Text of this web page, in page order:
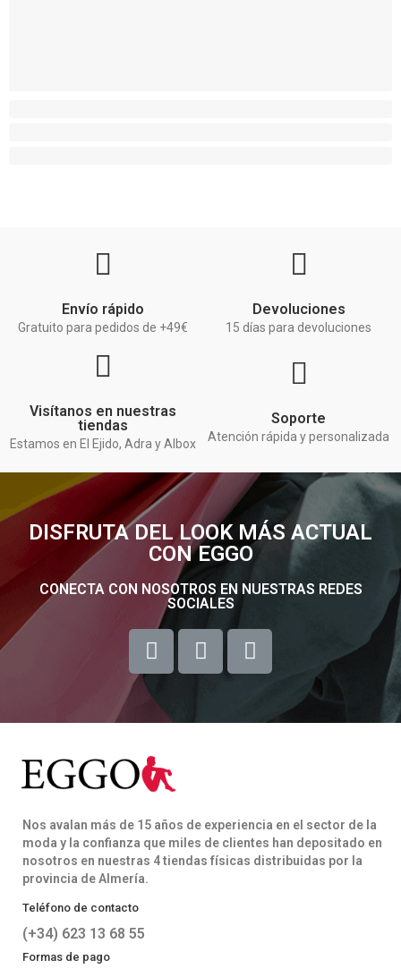
Envío rápido
Gratuito para pedidos de +49€
Devoluciones
15 días para devoluciones
Visítanos en nuestras
tiendas
Estamos en El Ejido, Adra y Albox
Soporte
Atención rápida y personalizada
DISFRUTA DEL LOOK MÁS ACTUAL
CON EGGO
CONECTA CON NOSOTROS EN NUESTRAS REDES
SOCIALES
Nos avalan más de 15 años de experiencia en el sector de la
moda y la confianza que miles de clientes han depositado en
nosotros en nuestras 4 tiendas físicas distribuidas por la
provincia de Almería.
Teléfono de contacto
(+34) 623 13 68 55
Formas de pago